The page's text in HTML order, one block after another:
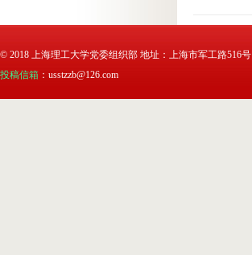
© 2018 上海理工大学党委组织部 地址：上海市军工路516号
投稿信箱 ：usstzzb@126.com